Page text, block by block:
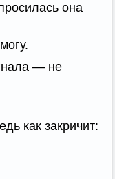
она
— не
как закричит: